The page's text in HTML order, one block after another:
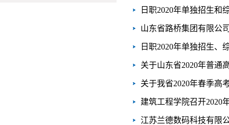
日职2020年单独招生和
山东省路桥集团有限公
日职2020年单独招生、
关于山东省2020年普通
关于我省2020年春季高
建筑工程学院召开2020
江苏兰德数码科技有限